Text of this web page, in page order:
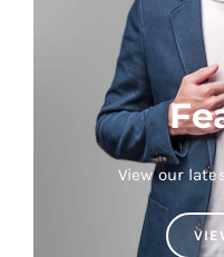
View our